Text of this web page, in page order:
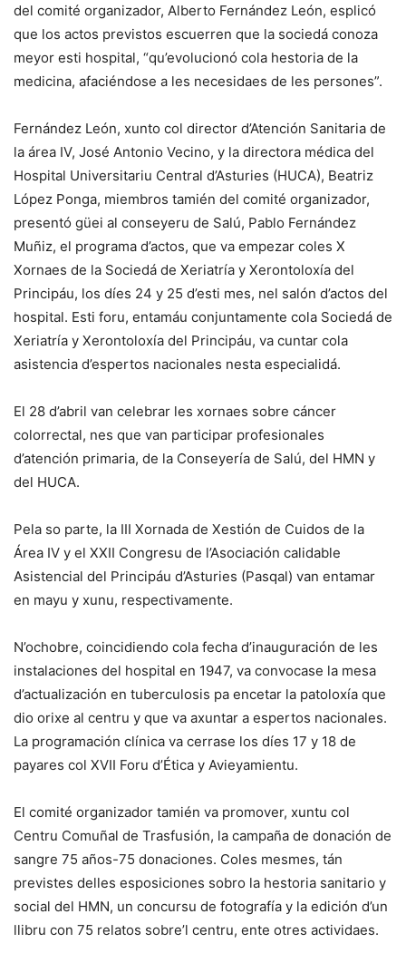
del comité organizador, Alberto Fernández León, esplicó
que los actos previstos escuerren que la sociedá conoza
meyor esti hospital, “qu’evolucionó cola hestoria de la
medicina, afaciéndose a les necesidaes de les persones”.
Fernández León, xunto col director d’Atención Sanitaria de
la área IV, José Antonio Vecino, y la directora médica del
Hospital Universitariu Central d’Asturies (HUCA), Beatriz
López Ponga, miembros tamién del comité organizador,
presentó güei al conseyeru de Salú, Pablo Fernández
Muñiz, el programa d’actos, que va empezar coles X
Xornaes de la Sociedá de Xeriatría y Xerontoloxía del
Principáu, los díes 24 y 25 d’esti mes, nel salón d’actos del
hospital. Esti foru, entamáu conjuntamente cola Sociedá de
Xeriatría y Xerontoloxía del Principáu, va cuntar cola
asistencia d’espertos nacionales nesta especialidá.
El 28 d’abril van celebrar les xornaes sobre cáncer
colorrectal, nes que van participar profesionales
d’atención primaria, de la Conseyería de Salú, del HMN y
del HUCA.
Pela so parte, la III Xornada de Xestión de Cuidos de la
Área IV y el XXII Congresu de l’Asociación calidable
Asistencial del Principáu d’Asturies (Pasqal) van entamar
en mayu y xunu, respectivamente.
N’ochobre, coincidiendo cola fecha d’inauguración de les
instalaciones del hospital en 1947, va convocase la mesa
d’actualización en tuberculosis pa encetar la patoloxía que
dio orixe al centru y que va axuntar a espertos nacionales.
La programación clínica va cerrase los díes 17 y 18 de
payares col XVII Foru d’Ética y Avieyamientu.
El comité organizador tamién va promover, xuntu col
Centru Comuñal de Trasfusión, la campaña de donación de
sangre 75 años-75 donaciones. Coles mesmes, tán
previstes delles esposiciones sobro la hestoria sanitario y
social del HMN, un concursu de fotografía y la edición d’un
llibru con 75 relatos sobre’l centru, ente otres actividaes.